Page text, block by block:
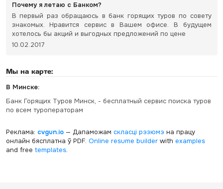
Почему я летаю с Банком?
В первый раз обращаюсь в банк горящих туров по совету
знакомых. Нравится сервис в Вашем офисе. В будущем
хотелось бы акций и выгодных предложений по цене
10.02.2017
Мы на карте:
В Минске:
Банк Горящих Туров Минск, - бесплатный сервис поиска туров
по всем туроператорам
Реклама: cvgun.io— Дапаможам скласці рэзюмэ на працу
онлайн бясплатна ў PDF. Online resume builderwith examples
and free templates.